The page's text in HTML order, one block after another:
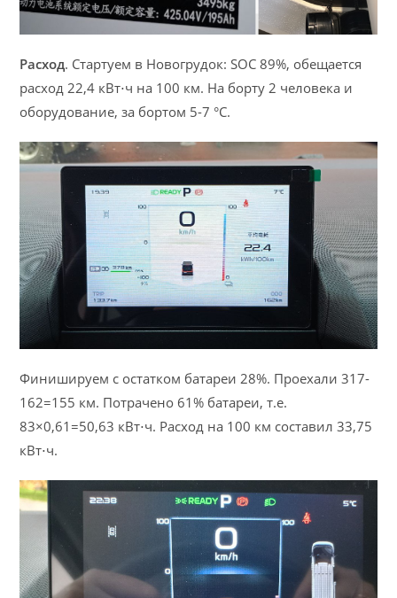
Расход. Стартуем в Новогрудок: SOC 89%, обещается
расход 22,4 кВт⋅ч на 100 км. На борту 2 человека и
оборудование, за бортом 5-7 °C.
Финишируем с остатком батареи 28%. Проехали 317-
162=155 км. Потрачено 61% батареи, т.е.
83×0,61=50,63 кВт⋅ч. Расход на 100 км составил 33,75
кВт⋅ч.